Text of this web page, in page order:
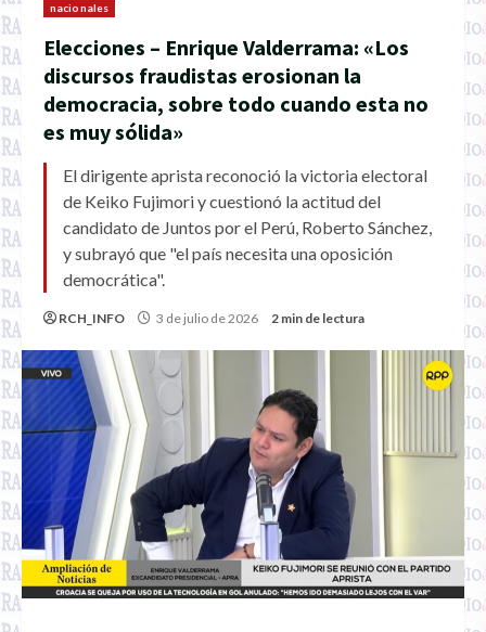
nacionales
Elecciones – Enrique Valderrama: «Los
discursos fraudistas erosionan la
democracia, sobre todo cuando esta no
es muy sólida»
El dirigente aprista reconoció la victoria electoral
de Keiko Fujimori y cuestionó la actitud del
candidato de Juntos por el Perú, Roberto Sánchez,
y subrayó que "el país necesita una oposición
democrática".
RCH_INFO 3 de julio de 2026 2 min de lectura